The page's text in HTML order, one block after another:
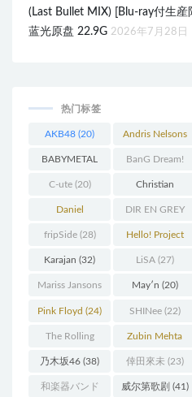
(Last Bullet MIX) [Blu-ray付生産
蓝光原盘 22.9G 2026年7月28日
热门标签
AKB48 (20) Andris Nelsons
(22)
BABYMETAL
(22)
BanG Dream!
(48)
C-ute(20) Christian
Thielemann(36)
Daniel
Barenboim(37)
DIR EN GREY
(27)
fripSide(28) Hello! Project
(58)
Karajan (32) LiSA(27)
Mariss Jansons
(25)
May′n (20)
Pink Floyd (24) SHINee(22)
The Rolling
Stones(30)
Zubin Mehta
(19)
乃木坂46 (38) 倖田來未 (23)
和楽器バンド 威尔第歌剧 (41)